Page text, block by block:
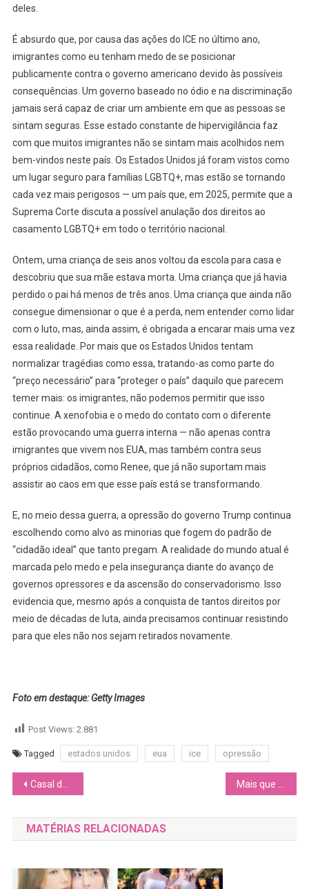
deles.
É absurdo que, por causa das ações do ICE no último ano,
imigrantes como eu tenham medo de se posicionar
publicamente contra o governo americano devido às possíveis
consequências. Um governo baseado no ódio e na discriminação
jamais será capaz de criar um ambiente em que as pessoas se
sintam seguras. Esse estado constante de hipervigilância faz
com que muitos imigrantes não se sintam mais acolhidos nem
bem-vindos neste país. Os Estados Unidos já foram vistos como
um lugar seguro para famílias LGBTQ+, mas estão se tornando
cada vez mais perigosos — um país que, em 2025, permite que a
Suprema Corte discuta a possível anulação dos direitos ao
casamento LGBTQ+ em todo o território nacional.
Ontem, uma criança de seis anos voltou da escola para casa e
descobriu que sua mãe estava morta. Uma criança que já havia
perdido o pai há menos de três anos. Uma criança que ainda não
consegue dimensionar o que é a perda, nem entender como lidar
com o luto, mas, ainda assim, é obrigada a encarar mais uma vez
essa realidade. Por mais que os Estados Unidos tentam
normalizar tragédias como essa, tratando-as como parte do
“preço necessário” para “proteger o país” daquilo que parecem
temer mais: os imigrantes, não podemos permitir que isso
continue. A xenofobia e o medo do contato com o diferente
estão provocando uma guerra interna — não apenas contra
imigrantes que vivem nos EUA, mas também contra seus
próprios cidadãos, como Renee, que já não suportam mais
assistir ao caos em que esse país está se transformando.
E, no meio dessa guerra, a opressão do governo Trump continua
escolhendo como alvo as minorias que fogem do padrão de
“cidadão ideal” que tanto pregam. A realidade do mundo atual é
marcada pelo medo e pela insegurança diante do avanço de
governos opressores e da ascensão do conservadorismo. Isso
evidencia que, mesmo após a conquista de tantos direitos por
meio de décadas de luta, ainda precisamos continuar resistindo
para que eles não nos sejam retirados novamente.
Foto em destaque: Getty Images
Post Views: 2.881
Tagged estados unidos eua ice opressão
Navegação
de
Post
Casal de mulheres é assassinado após Réveillon na Bahia e caso levanta alerta sobre lesbofobia e violência de gênero
MATÉRIAS RELACIONADAS